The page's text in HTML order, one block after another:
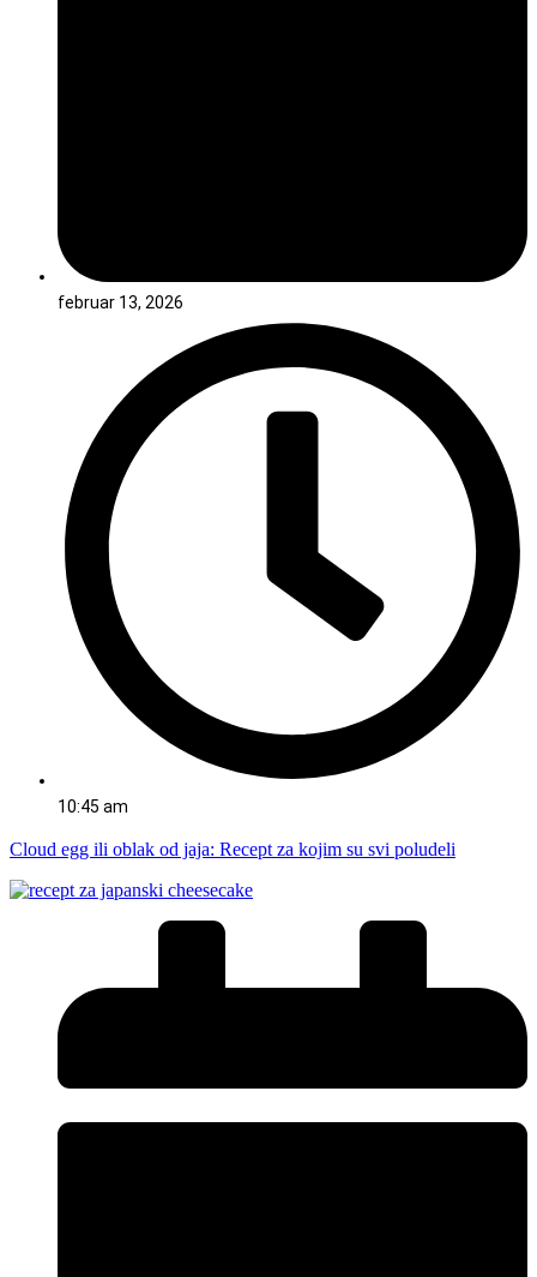
februar 13, 2026
10:45 am
Cloud egg ili oblak od jaja: Recept za kojim su svi poludeli